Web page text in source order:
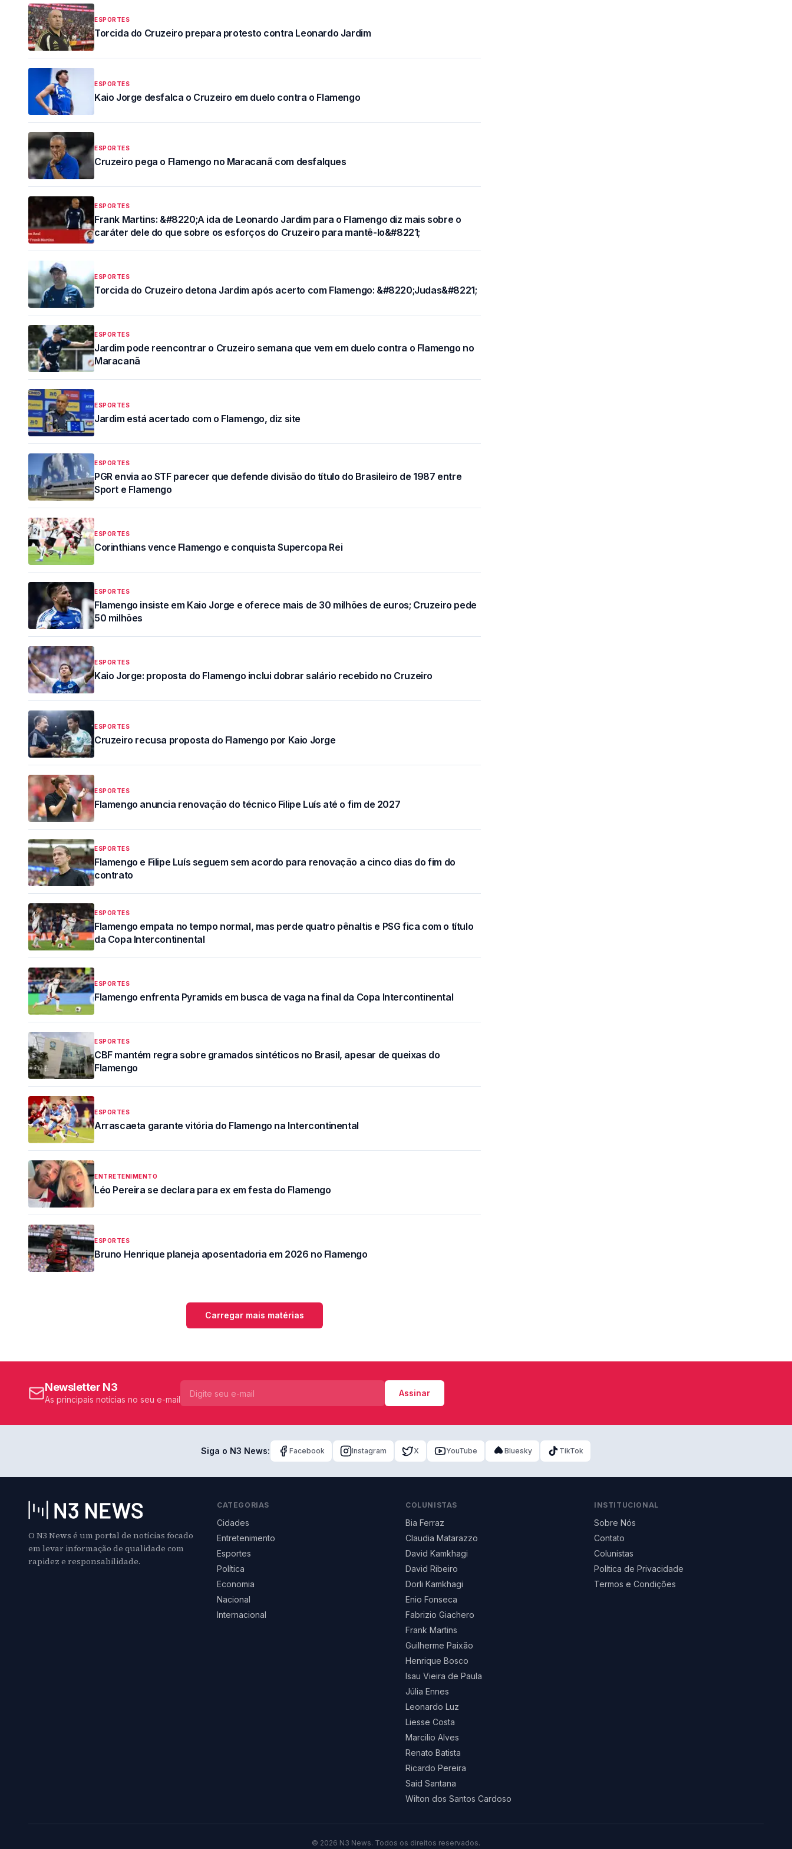
ESPORTES
Torcida do Cruzeiro prepara protesto contra Leonardo Jardim
ESPORTES
Kaio Jorge desfalca o Cruzeiro em duelo contra o Flamengo
ESPORTES
Cruzeiro pega o Flamengo no Maracanã com desfalques
ESPORTES
Frank Martins: &#8220;A ida de Leonardo Jardim para o Flamengo diz mais sobre o
caráter dele do que sobre os esforços do Cruzeiro para mantê-lo&#8221;
ESPORTES
Torcida do Cruzeiro detona Jardim após acerto com Flamengo: &#8220;Judas&#8221;
ESPORTES
Jardim pode reencontrar o Cruzeiro semana que vem em duelo contra o Flamengo no
Maracanã
ESPORTES
Jardim está acertado com o Flamengo, diz site
ESPORTES
PGR envia ao STF parecer que defende divisão do título do Brasileiro de 1987 entre
Sport e Flamengo
ESPORTES
Corinthians vence Flamengo e conquista Supercopa Rei
ESPORTES
Flamengo insiste em Kaio Jorge e oferece mais de 30 milhões de euros; Cruzeiro pede
50 milhões
ESPORTES
Kaio Jorge: proposta do Flamengo inclui dobrar salário recebido no Cruzeiro
ESPORTES
Cruzeiro recusa proposta do Flamengo por Kaio Jorge
ESPORTES
Flamengo anuncia renovação do técnico Filipe Luís até o fim de 2027
ESPORTES
Flamengo e Filipe Luís seguem sem acordo para renovação a cinco dias do fim do
contrato
ESPORTES
Flamengo empata no tempo normal, mas perde quatro pênaltis e PSG fica com o título
da Copa Intercontinental
ESPORTES
Flamengo enfrenta Pyramids em busca de vaga na final da Copa Intercontinental
ESPORTES
CBF mantém regra sobre gramados sintéticos no Brasil, apesar de queixas do
Flamengo
ESPORTES
Arrascaeta garante vitória do Flamengo na Intercontinental
ENTRETENIMENTO
Léo Pereira se declara para ex em festa do Flamengo
ESPORTES
Bruno Henrique planeja aposentadoria em 2026 no Flamengo
Carregar mais matérias
Newsletter N3
As principais notícias no seu e-mail
Assinar
Siga o N3 News: Facebook Instagram X YouTube Bluesky TikTok
O N3 News é um portal de notícias focado
em levar informação de qualidade com
rapidez e responsabilidade.
CATEGORIAS
Cidades
Entretenimento
Esportes
Política
Economia
Nacional
Internacional
COLUNISTAS
Bia Ferraz
Claudia Matarazzo
David Kamkhagi
David Ribeiro
Dorli Kamkhagi
Enio Fonseca
Fabrizio Giachero
Frank Martins
Guilherme Paixão
Henrique Bosco
Isau Vieira de Paula
Júlia Ennes
Leonardo Luz
Liesse Costa
Marcilio Alves
Renato Batista
Ricardo Pereira
Said Santana
Wilton dos Santos Cardoso
INSTITUCIONAL
Sobre Nós
Contato
Colunistas
Política de Privacidade
Termos e Condições
© 2026 N3 News. Todos os direitos reservados.